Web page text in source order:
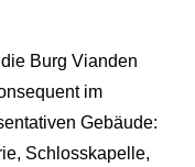
Burg Vianden
im
Gebäude:
Schlosskapelle,